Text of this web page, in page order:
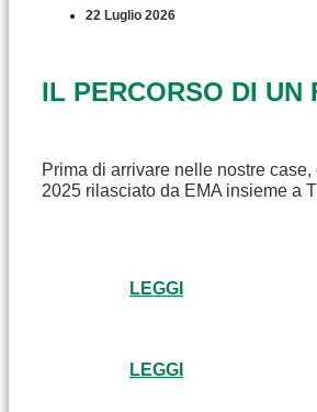
22 Luglio 2026
IL PERCORSO DI UN
Prima di arrivare nelle nostre
2025 rilasciato da EMA insieme a
LEGGI
LEGGI